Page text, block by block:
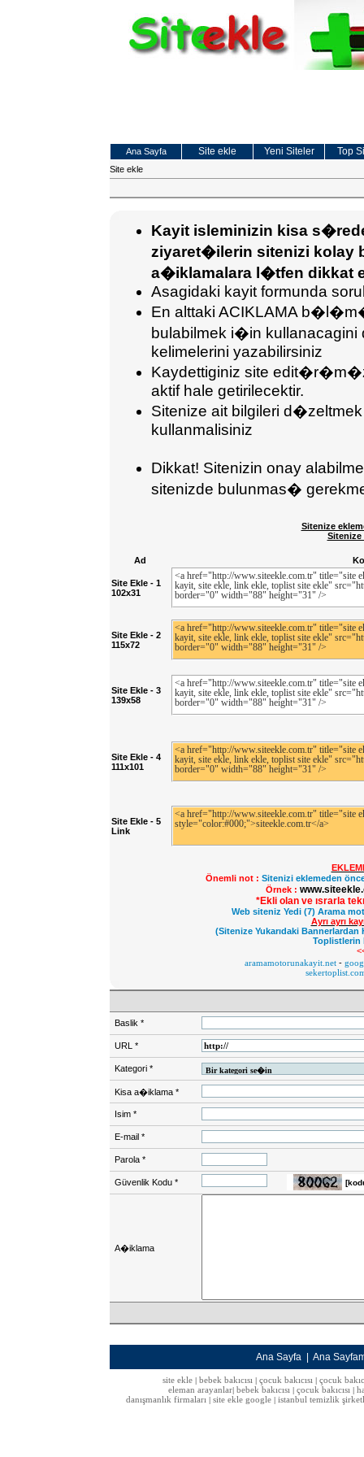
Ana Sayfa Site ekle Yeni Siteler Top
Site ekle
Kayit isleminizin kisa
ziyaret�ilerin sitenizi kolay
a�iklamalara l�tfen dikkat
Asagidaki kayit formunda
En alttaki ACIKLAMA
bulabilmek i�in
kelimelerini yazabilirsiniz
Kaydettiginiz site
aktif hale getirilecektir.
Sitenize ait bilgileri
kullanmalisiniz
Dikkat! Sitenizin onay
sitenizde bulunmas�
Sitenize
Ad
Site Ekle - 1
102x31
Site Ekle - 2
115x72
Site Ekle - 3
139x58
Site Ekle - 4
111x101
Site Ekle - 5
Link
Önemli not : Sitenizi eklemeden
Örnek :
*Ekli olan ve ısrarla
Web siteniz Yedi (7) Arama
Ayrı ayrı
(Sitenize Yukarıdaki
Toplistlerin
aramamotorunakayit.net -
Baslik *
URL *
Kategori *
Kisa a�iklama *
Isim *
E-mail *
Parola *
Güvenlik Kodu *
A�iklama
Ana Sayfa Ana
site ekle| bebek bakıcısı| çocuk bakıcısı| çocuk
eleman arayanlar bebek bakıcısı çocuk bakıcısı
danışmanlık firmaları
site ekle google istanbul temizlik